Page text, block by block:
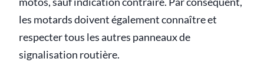
les motards doivent également connaître et
respecter tous les autres panneaux de
signalisation routière.